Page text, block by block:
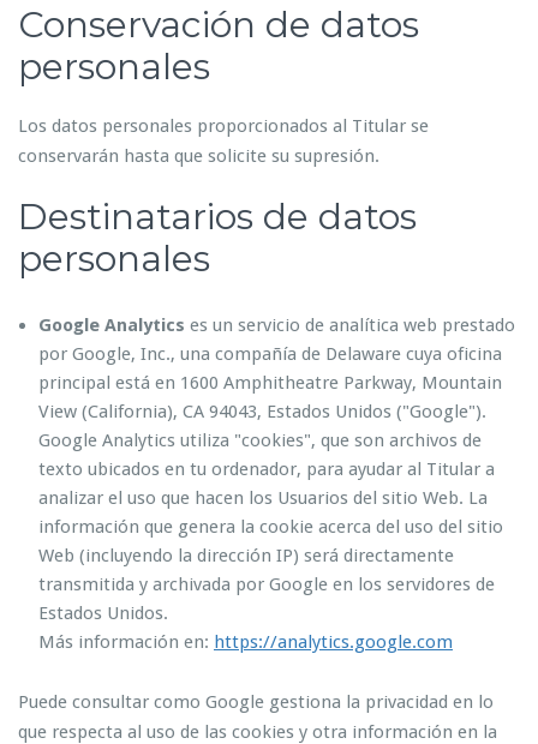
Conservación de datos
personales
Los datos personales proporcionados al Titular se
conservarán hasta que solicite su supresión.
Destinatarios de datos
personales
Google Analytics es un servicio de analítica web prestado
por Google, Inc., una compañía de Delaware cuya oficina
principal está en 1600 Amphitheatre Parkway, Mountain
View (California), CA 94043, Estados Unidos ("Google").
Google Analytics utiliza "cookies", que son archivos de
texto ubicados en tu ordenador, para ayudar al Titular a
analizar el uso que hacen los Usuarios del sitio Web. La
información que genera la cookie acerca del uso del sitio
Web (incluyendo la dirección IP) será directamente
transmitida y archivada por Google en los servidores de
Estados Unidos.
Más información en: https://analytics.google.com
Puede consultar como Google gestiona la privacidad en lo
que respecta al uso de las cookies y otra información en la